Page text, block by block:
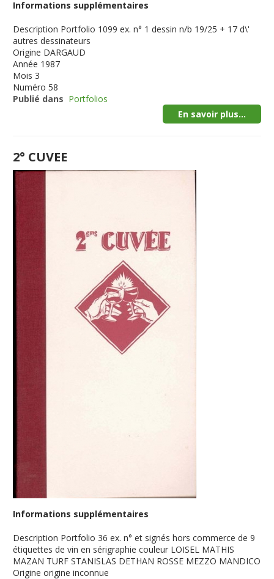
Informations supplémentaires
Description Portfolio 1099 ex. n° 1 dessin n/b 19/25 + 17 d\'
autres dessinateurs
Origine DARGAUD
Année 1987
Mois 3
Numéro 58
Publié dans Portfolios
En savoir plus...
2° CUVEE
Informations supplémentaires
Description Portfolio 36 ex. n° et signés hors commerce de 9
étiquettes de vin en sérigraphie couleur LOISEL MATHIS
MAZAN TURF STANISLAS DETHAN ROSSE MEZZO MANDICO
Origine origine inconnue